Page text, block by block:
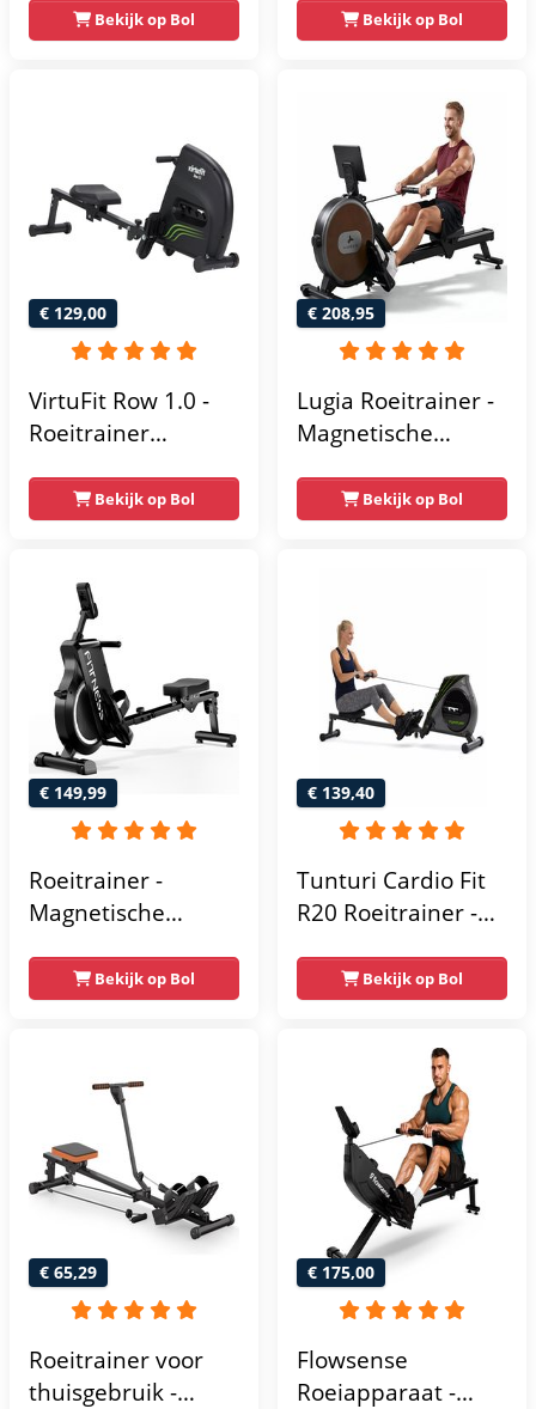
& App - Inklapbaar
Roeiapparaat met
- Roeitrainers
Bekijk op Bol
bluetooth - 16
weerstandsniveaus
voor thuis met
exclusieve app -
LCD-
gegevensweergave
- Eenvoudige
montage -
Geüpgradede
dubbele glijrails -
Bekijk op Bol
€ 129,00
VirtuFit Row 1.0 -
Roeitrainer
weerstand
inklapbaar - Met
Trainingsniveaus -
Roeimachine met
Elastische
Weerstand -
Roeiapparaat voor
Thuis - Zwart
Bekijk op Bol
€ 208,95
Lugia Roeitrainer -
Magnetische
Weerstandniveaus
- Geschikt voor
Roeiapparaat -
Bekijk op Bol
€ 149,99
Roeitrainer -
Magnetische
LCD-scherm en 16
weerstandsniveaus
capaciteit 120KG -
Stil - Zwart
Bekijk op Bol
€ 139,40
Tunturi Cardio Fit
R20 Roeitrainer -
Roeimachine met 4
weerstandsniveaus
- Roeiapparaat
Opklapbaar
Bekijk op Bol
€ 65,29
Roeitrainer voor
thuisgebruik -
€ 175,00
Flowsense
Roeiapparaat -